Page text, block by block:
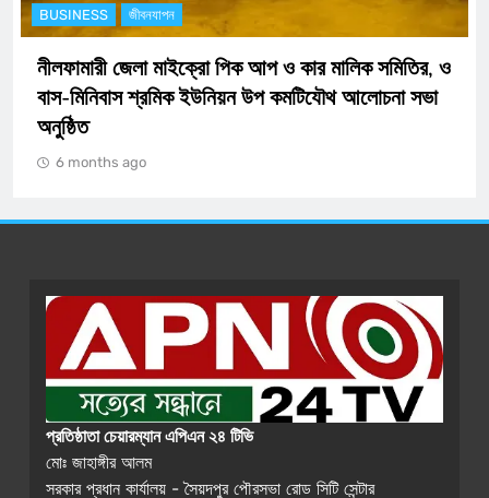
ও
সভা
BUSINESS অর্থনীতি
ডিজিটাল নিরাপত্তায় এক ধাপ এগিয়ে নীলফামারী জেলা
যুক্ত হচ্ছে আধুনিক ‘সাইবার সেল’
প্রতিষ্ঠাতা চেয়ারম্যান এপিএন ২৪ টিভি
মোঃ জাহাঙ্গীর আলম
সরকার প্রধান কার্যালয় - সৈয়দপুর পৌরসভা রোড সিটি সেন্টার